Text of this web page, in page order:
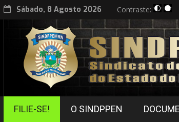
Sábado, 8 Agosto 2026 Contraste:
FILIE-SE! O SINDPPEN